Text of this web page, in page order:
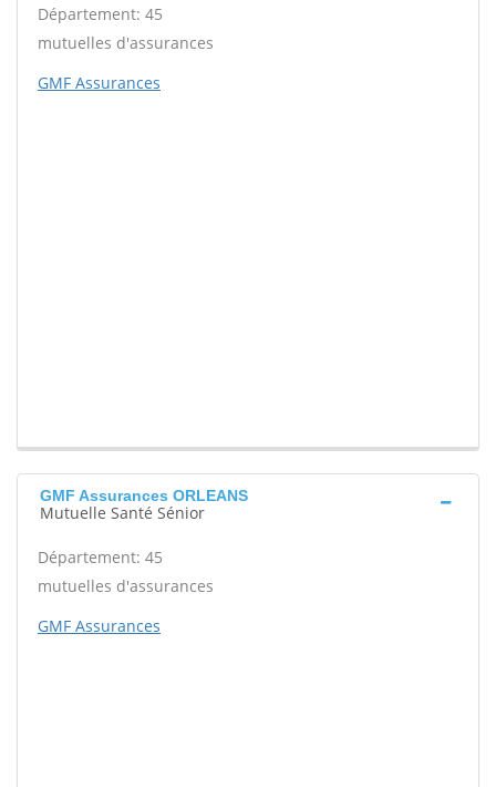
Département: 45
mutuelles d'assurances
GMF Assurances
GMF Assurances ORLEANS
Mutuelle Santé Sénior
Département: 45
mutuelles d'assurances
GMF Assurances